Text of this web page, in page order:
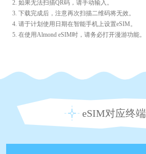
2. 如果无法扫描QR码，请手动输入。
3. 下载完成后，注意再次扫描二维码将无效。
4. 请于计划使用日期在智能手机上设置eSIM。
5. 在使用Almond eSIM时，请务必打开漫游功能。
eSIM对应终端